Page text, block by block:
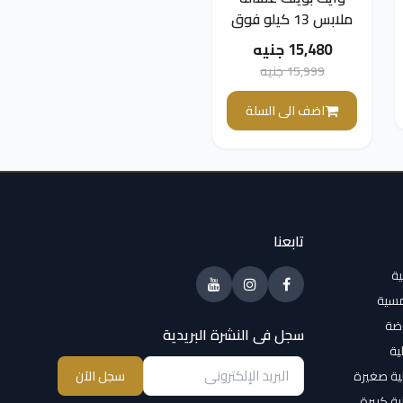
ملابس 13 كيلو فوق
أوتوماتيك لون كوفى
WPTL13DFGCMA
15,480 جنيه
15,999 جنيه
اضف الى السلة
صغيرة
تابعنا
سجل فى النشرة البريدية
سجل الآن